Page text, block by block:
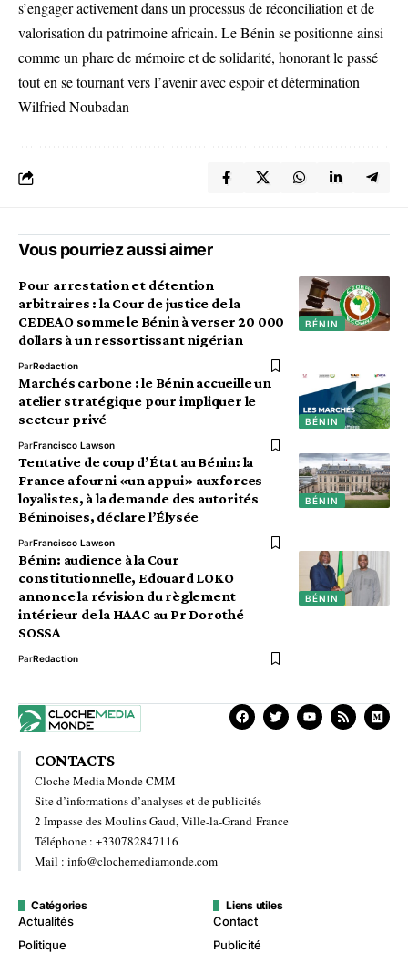
s’engager activement dans un processus de réconciliation et de
valorisation du patrimoine africain. Le Bénin se positionne ainsi
comme un phare de mémoire et de solidarité, honorant le passé
tout en se tournant vers l’avenir avec espoir et détermination
Wilfried Noubadan
Vous pourriez aussi aimer
BÉNIN
Pour arrestation et détention
arbitraires : la Cour de justice de la
CEDEAO somme le Bénin à verser 20 000
dollars à un ressortissant nigérian
ParRedaction
BÉNIN
Marchés carbone : le Bénin accueille un
atelier stratégique pour impliquer le
secteur privé
ParFrancisco Lawson
BÉNIN
Tentative de coup d’État au Bénin: la
France a fourni «un appui» aux forces
loyalistes, à la demande des autorités
Béninoises, déclare l’Élysée
ParFrancisco Lawson
BÉNIN
Bénin: audience à la Cour
constitutionnelle, Edouard LOKO
annonce la révision du règlement
intérieur de la HAAC au Pr Dorothé
SOSSA
ParRedaction
CONTACTS
Cloche Media Monde CMM
Site d’informations d’analyses et de publicités
2 Impasse des Moulins Gaud, Ville-la-Grand France
Téléphone : +330782847116
Mail : info@clochemediamonde.com
Catégories
Actualités
Politique
Liens utiles
Contact
Publicité